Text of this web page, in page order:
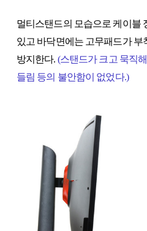
멀티스탠드의 모습으로 케이블
있고 바닥면에는 고무패드가 부
방지한다. (스탠드가 크고 묵직
들림 등의 불안함이 없었다.)